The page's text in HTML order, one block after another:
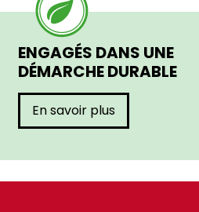
ENGAGÉS DANS UNE
DÉMARCHE DURABLE
En savoir plus